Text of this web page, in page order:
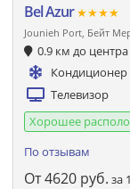
Bel Azur★★★★
Jounieh Port, Бейт
0.9 км до центра
Кондиционер
Телевизор
Хорошее
По отзывам
От4620 руб. за